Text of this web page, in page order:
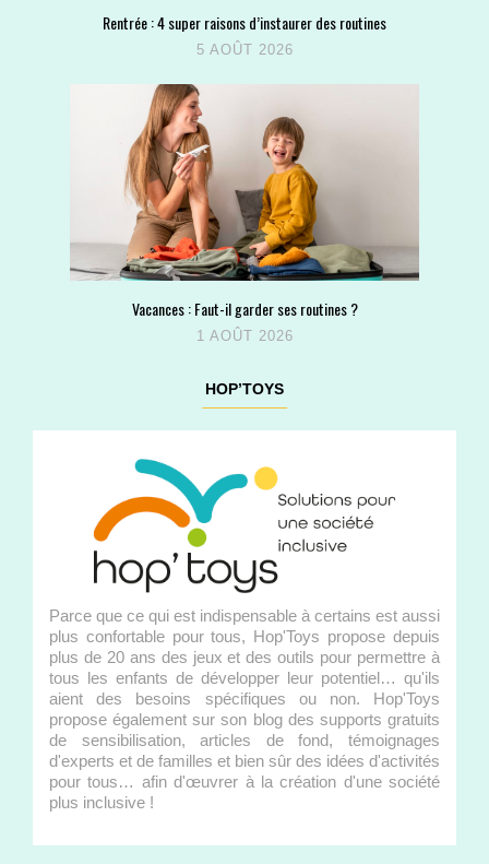
Rentrée : 4 super raisons d’instaurer des routines
5 AOÛT 2026
Vacances : Faut-il garder ses routines ?
1 AOÛT 2026
HOP’TOYS
Parce que ce qui est indispensable à certains est aussi
plus confortable pour tous, Hop'Toys propose depuis
plus de 20 ans des jeux et des outils pour permettre à
tous les enfants de développer leur potentiel… qu'ils
aient des besoins spécifiques ou non. Hop'Toys
propose également sur son blog des supports gratuits
de sensibilisation, articles de fond, témoignages
d'experts et de familles et bien sûr des idées d'activités
pour tous… afin d'œuvrer à la création d'une société
plus inclusive !